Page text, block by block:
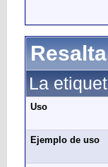
La
Uso
Ejemplo de uso